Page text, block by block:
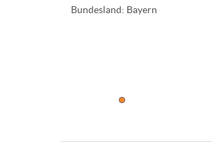
Bundesland: Bayern